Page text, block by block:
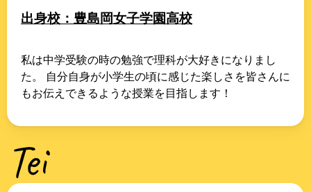
出身校：豊島岡女子学園高校
私は中学受験の時の勉強で理科が大好きになりまし
た。 自分自身が小学生の頃に感じた楽しさを皆さんに
もお伝えできるような授業を目指します！
Tei